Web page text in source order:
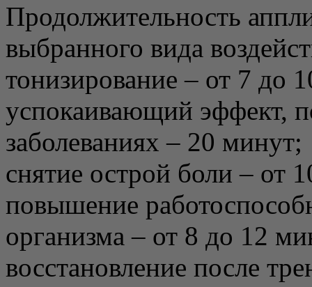
Продолжительность
выбранного вида
тонизирование – от 7 до
успокаивающий эффект,
заболеваниях – 20 минут;
снятие острой боли – от
повышение
организма – от 8 до 12
восстановление после